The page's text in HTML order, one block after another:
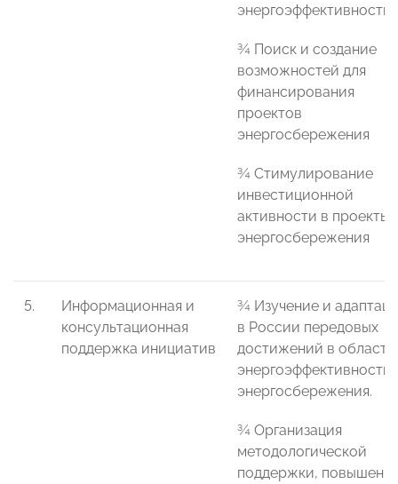
энергоэффективности
¾ Поиск и создание
возможностей для
финансирования
проектов
энергосбережения
¾ Стимулирование
инвестиционной
активности в проекты
энергосбережения
5.
Информационная и
консультационная
поддержка инициатив
¾ Изучение и
в России передовых
достижений в области
энергоэффективности
энергосбережения.
¾ Организация
методологической
поддержки,